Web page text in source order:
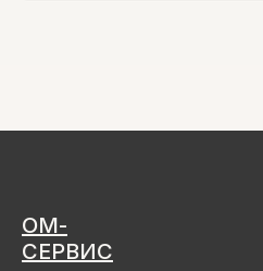
ОМ-
СЕРВИС